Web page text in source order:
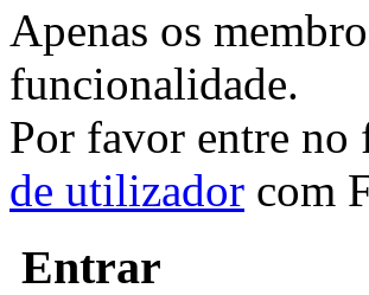
Apenas os
funcionalidade.
Por favor entre
de utilizador com
Entrar